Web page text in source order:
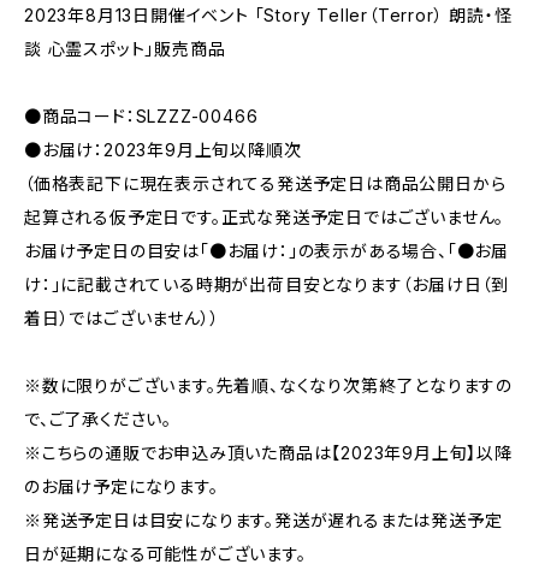
2023年8月13日開催イベント 「Story Teller（Terror） 朗読・怪
談 心霊スポット」販売商品
●商品コード：SLZZZ-00466
●お届け：2023年9月上旬以降順次
（価格表記下に現在表示されてる発送予定日は商品公開日から
起算される仮予定日です。正式な発送予定日ではございません。
お届け予定日の目安は「●お届け：」の表示がある場合、「●お届
け：」に記載されている時期が出荷目安となります（お届け日（到
着日）ではございません））
※数に限りがございます。先着順、なくなり次第終了となりますの
で、ご了承ください。
※こちらの通販でお申込み頂いた商品は【2023年9月上旬】以降
のお届け予定になります。
※発送予定日は目安になります。発送が遅れるまたは発送予定
日が延期になる可能性がございます。